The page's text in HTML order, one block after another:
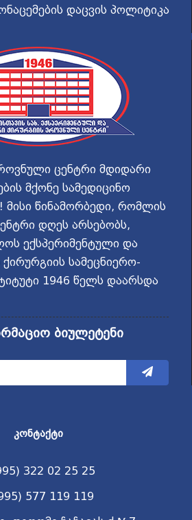
დაცვის პოლიტიკა
ცენტრი მდიდარი
მქონე სამედიცინო
მისი წინამორბედი, რომლის
დღეს არსებობს,
ექსპერიმენტული და
სამეცნიერო-
1946 წელს დაარსდა
ბიულეტენი
ᲙᲝᲜᲢᲐᲥᲢᲘ
322 02 25 25
577 119 119